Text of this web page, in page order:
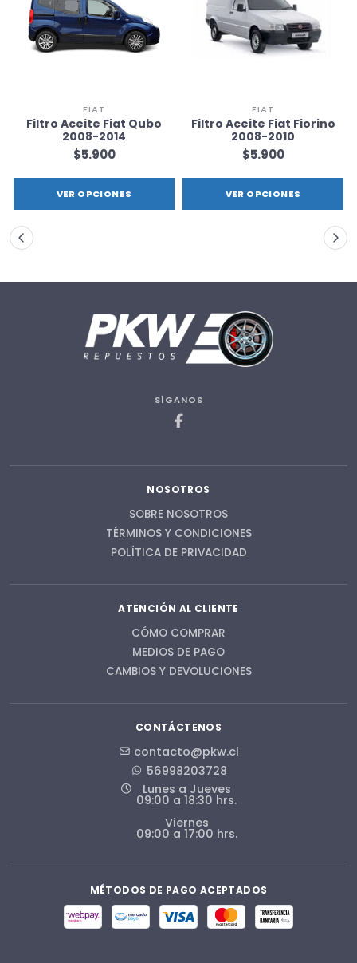
FIAT
Filtro Aceite Fiat Qubo
2008-2014
$5.900
VER OPCIONES
FIAT
Filtro Aceite Fiat Fiorino
2008-2010
$5.900
VER OPCIONES
SÍGANOS
NOSOTROS
SOBRE NOSOTROS
TÉRMINOS Y CONDICIONES
POLÍTICA DE PRIVACIDAD
ATENCIÓN AL CLIENTE
CÓMO COMPRAR
MEDIOS DE PAGO
CAMBIOS Y DEVOLUCIONES
CONTÁCTENOS
contacto@pkw.cl
56998203728
Lunes a Jueves
09:00 a 18:30 hrs.
Viernes
09:00 a 17:00 hrs.
MÉTODOS DE PAGO ACEPTADOS